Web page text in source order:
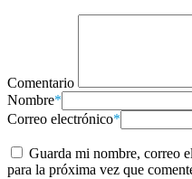
Comentario
Nombre*
Correo electrónico*
Guarda mi nombre, correo
para la próxima vez que